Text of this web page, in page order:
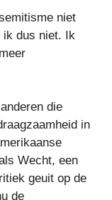
niet
ik dus niet. Ik
die
in
Wecht, een
geuit op de
de